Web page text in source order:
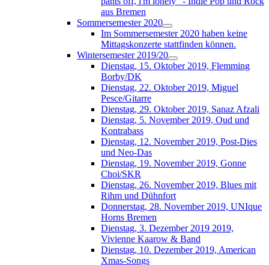
aus Bremen
Sommersemester 2020
Im Sommersemester 2020 haben keine
Mittagskonzerte stattfinden können.
Wintersemester 2019/20
Dienstag, 15. Oktober 2019, Flemming
Borby/DK
Dienstag, 22. Oktober 2019, Miguel
Pesce/Gitarre
Dienstag, 29. Oktober 2019, Sanaz Afzali
Dienstag, 5. November 2019, Oud und
Kontrabass
Dienstag, 12. November 2019, Post-Dies
und Neo-Das
Dienstag, 19. November 2019, Gonne
Choi/SKR
Dienstag, 26. November 2019, Blues mit
Rihm und Dühnfort
Donnerstag, 28. November 2019, UNIque
Horns Bremen
Dienstag, 3. Dezember 2019 2019,
Vivienne Kaarow & Band
Dienstag, 10. Dezember 2019, American
Xmas-Songs